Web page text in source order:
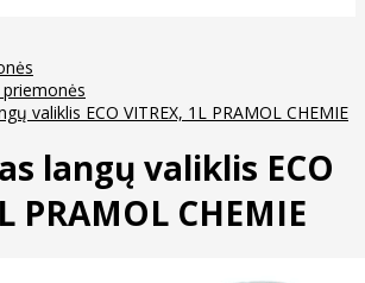
valiklis ECO VITREX, 1L PRAMOL CHEMIE
langų valiklis ECO
PRAMOL CHEMIE